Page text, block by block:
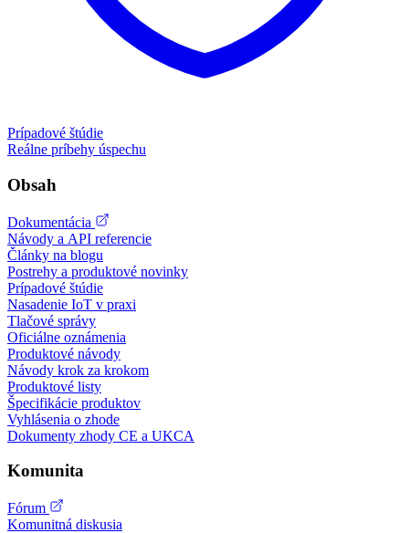
Prípadové štúdie
Reálne príbehy úspechu
Obsah
Dokumentácia
Návody a API referencie
Články na blogu
Postrehy a produktové novinky
Prípadové štúdie
Nasadenie IoT v praxi
Tlačové správy
Oficiálne oznámenia
Produktové návody
Návody krok za krokom
Produktové listy
Špecifikácie produktov
Vyhlásenia o zhode
Dokumenty zhody CE a UKCA
Komunita
Fórum
Komunitná diskusia